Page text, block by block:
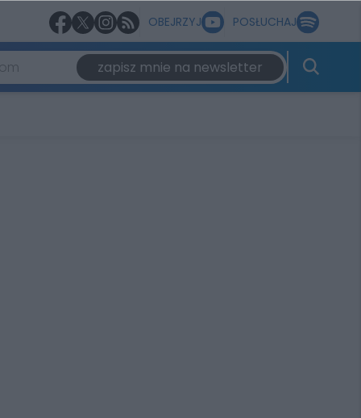
OBEJRZYJ POSŁUCHAJ
zapisz mnie na newsletter